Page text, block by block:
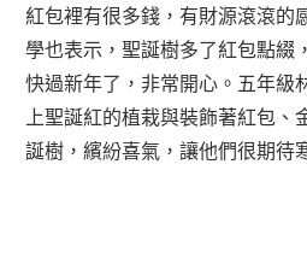
紅包裡有很多錢，有財源滾滾的
學也表示，聖誕樹多了紅包點綴
快過新年了，非常開心。五年級
上聖誕紅的植栽與裝飾著紅包、
誕樹，繽紛喜氣，讓他們很期待